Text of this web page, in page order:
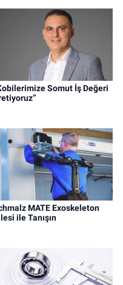
Somut İş Değeri
MATE Exoskeleton
ile Tanışın